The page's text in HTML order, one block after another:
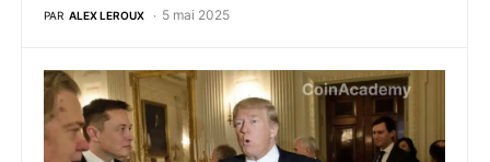
PAR ALEX LEROUX 5 mai 2025
$300,000 de TRUMP ou 0 tokens : comment